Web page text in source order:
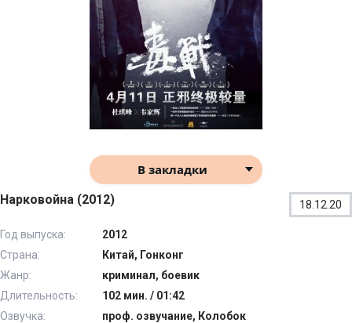
В закладки
Нарковойна (2012) 18.12.20
Год выпуска:
2012
Страна:
Китай, Гонконг
Жанр:
криминал, боевик
Длительность:
102 мин. / 01:42
Озвучка:
проф. озвучание, Колобок